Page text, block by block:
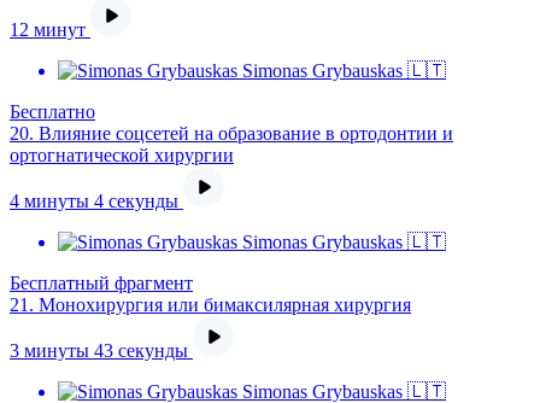
12 минут
Simonas Grybauskas 🇱🇹
Бесплатно
20. Влияние соцсетей на образование в ортодонтии и
ортогнатической хирургии
4 минуты 4 секунды
Simonas Grybauskas 🇱🇹
Бесплатный фрагмент
21. Монохирургия или бимаксилярная хирургия
3 минуты 43 секунды
Simonas Grybauskas 🇱🇹